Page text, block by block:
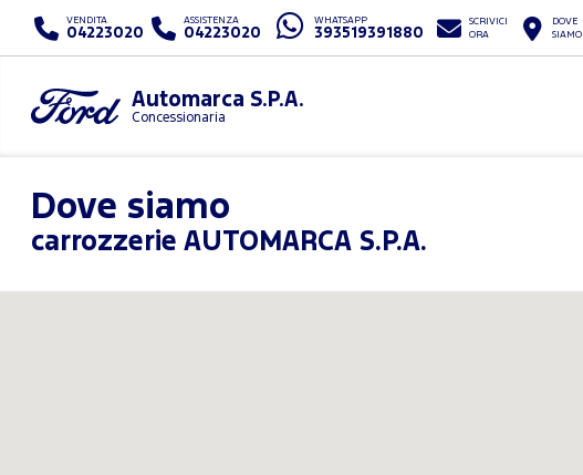
VENDITA
04223020
ASSISTENZA
04223020
WHATSAPP
393519391880
SCRIVICI
ORA
DOVE
SIAMO
Automarca S.P.A.
Concessionaria
Dove siamo
carrozzerie AUTOMARCA S.P.A.